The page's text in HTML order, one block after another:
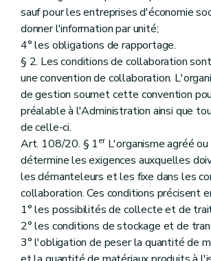
sauf pour les entreprises d'économie
donner l'information par unité;
4° les obligations de rapportage.
§ 2. Les conditions de collaboration
une convention de collaboration.
de gestion soumet cette convention
préalable à l'Administration ainsi que
de celle-ci.
Art. 108/20. § 1erL'organisme agréé
détermine les exigences auxquelles
les démanteleurs et les fixe dans les
collaboration. Ces conditions précisent
1° les possibilités de collecte et de
2° les conditions de stockage et de
3° l'obligation de peser la quantité de